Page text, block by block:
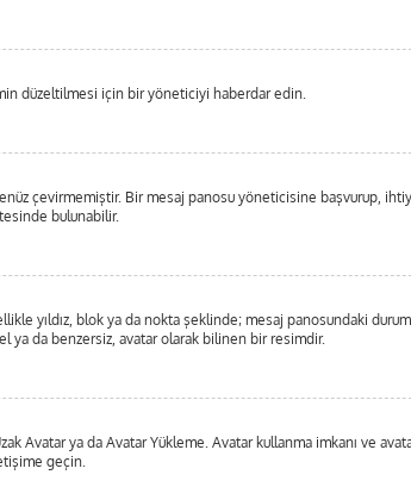
düzeltilmesi için bir yöneticiyi haberdar edin.
çevirmemiştir. Bir mesaj panosu yöneticisine başvurup,
bulunabilir.
yıldız, blok ya da nokta şeklinde; mesaj panosundaki
ya da benzersiz, avatar olarak bilinen bir resimdir.
Avatar ya da Avatar Yükleme. Avatar kullanma imkanı ve
geçin.